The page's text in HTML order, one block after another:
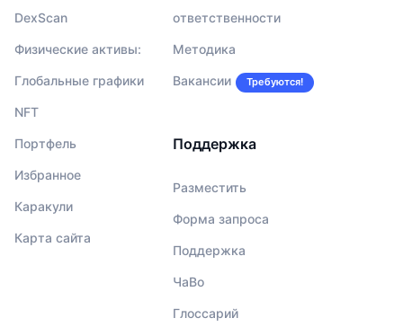
DexScan
Физические активы:
Глобальные графики
NFT
Портфель
Избранное
Каракули
Карта сайта
ответственности
Методика
Вакансии Требуются!
Поддержка
Разместить
Форма запроса
Поддержка
ЧаВо
Глоссарий